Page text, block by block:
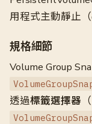
用程式主動靜止（
規格細節
Volume Group
透過標籤選擇器